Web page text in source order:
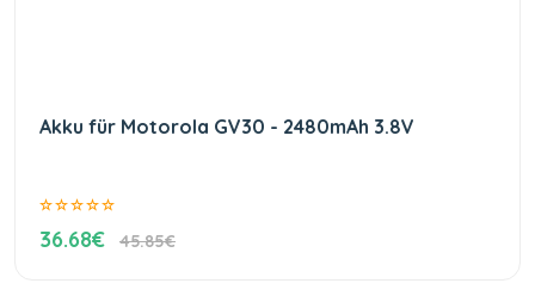
Akku für Motorola GV30 - 2480mAh 3.8V
36.68€ 45.85€